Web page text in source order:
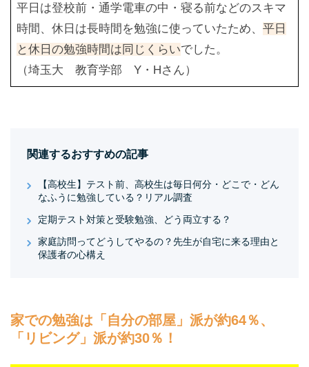
平日は登校前・通学電車の中・寝る前などのスキマ
時間、休日は長時間を勉強に使っていたため、平日
と休日の勉強時間は同じくらいでした。
（埼玉大 教育学部 Y・Hさん）
関連するおすすめの記事
【高校生】テスト前、高校生は毎日何分・どこで・どん
なふうに勉強している？リアル調査
定期テスト対策と受験勉強、どう両立する？
家庭訪問ってどうしてやるの？先生が自宅に来る理由と
保護者の心構え
家での勉強は「自分の部屋」派が約64％、
「リビング」派が約30％！